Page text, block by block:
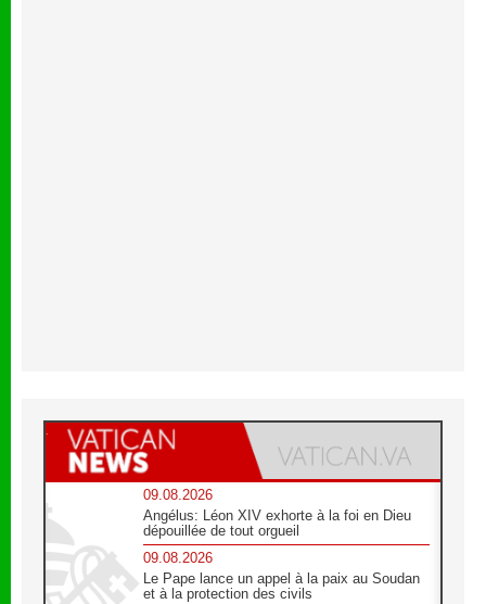
09.08.2026
Angélus: Léon XIV exhorte à la foi en Dieu
dépouillée de tout orgueil
09.08.2026
Le Pape lance un appel à la paix au Soudan
et à la protection des civils